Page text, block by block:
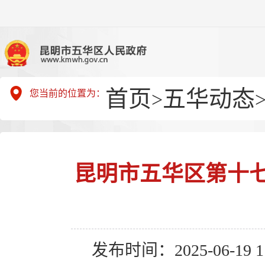
您当前的位置为： 首页>五华动态
昆明市五华区第十
发布时间：2025-06-19